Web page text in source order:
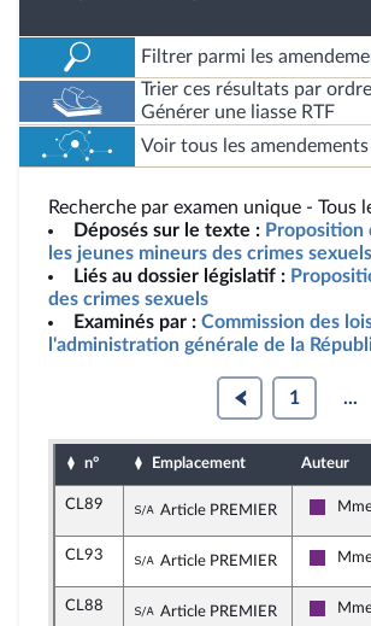
Filtrer parmi les
Trier ces résultats par
Générer une liasse RTF
Voir tous les
Recherche par examen unique - Tous
Déposés sur le texte : Proposition
les jeunes mineurs des crimes
Liés au dossier législatif :
des crimes sexuels
Examinés par : Commission des
l'administration générale de la
1 ...
n° Emplacement Auteur
CL89 Sous-amendement de
Article PREMIER La
CL93 Sous-amendement de
Article PREMIER La
CL88 Sous-amendement de
Article PREMIER La